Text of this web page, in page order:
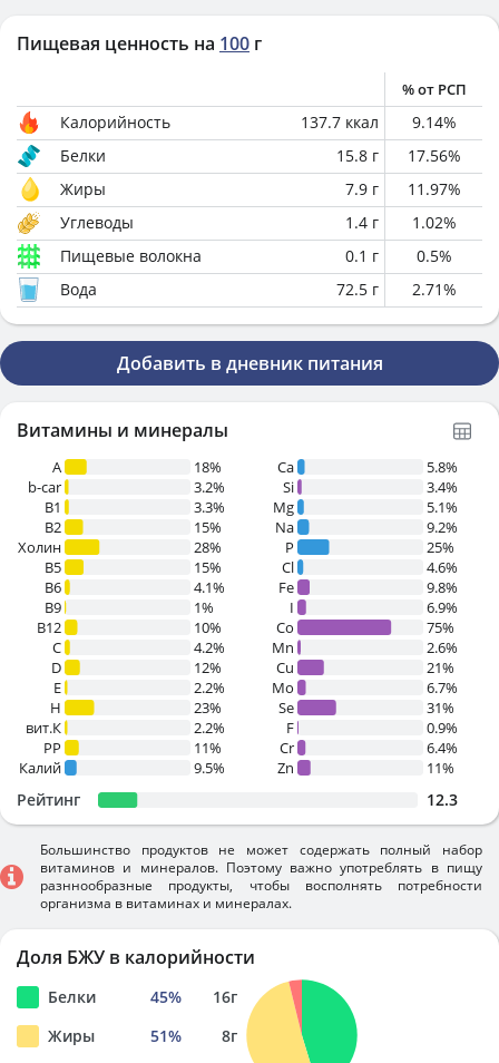
Пищевая ценность на 100 г
% от РСП
Калорийность 137.7 ккал 9.14%
Белки
15.8 г 17.56%
Жиры
7.9 г 11.97%
Углеводы
1.4 г 1.02%
Пищевые волокна
0.1 г 0.5%
Вода
72.5 г 2.71%
Добавить в дневник питания
Витамины и минералы
A
18%
b-car
3.2%
В1
3.3%
B2
15%
Холин
28%
B5
15%
B6
4.1%
B9
1%
B12
10%
C
4.2%
D
12%
E
2.2%
H
23%
вит.К
2.2%
PP
11%
Калий
9.5%
Ca
5.8%
Si
3.4%
Mg
5.1%
Na
9.2%
P
25%
Cl
4.6%
Fe
9.8%
I
6.9%
Co
75%
Mn
2.6%
Cu
21%
Mo
6.7%
Se
31%
F
0.9%
Cr
6.4%
Zn
11%
Рейтинг 12.3
Большинство продуктов не может содержать полный набор
витаминов и минералов. Поэтому важно употреблять в пищу
разннообразные продукты, чтобы восполнять потребности
организма в витаминах и минералах.
Доля БЖУ в калорийности
Белки 45% 16г
Жиры
51% 8г